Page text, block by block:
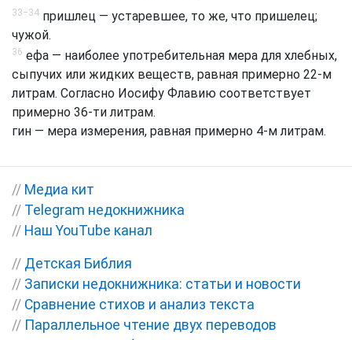
33−34 пришлец — устаревшее, то же, что пришелец;
чужой.
36 ефа — наиболее употребительная мера для хлебных,
сыпучих или жидких веществ, равная примерно 22-м
литрам. Согласно Иосифу Флавию соответствует
примерно 36-ти литрам.
гин — мера измерения, равная примерно 4-м литрам.
// Медиа кит
// Telegram недокнижника
// Наш YouTube канал
// Детская Библия
// Записки недокнижника: статьи и новости
// Сравнение стихов и анализ текста
// Параллельное чтение двух переводов